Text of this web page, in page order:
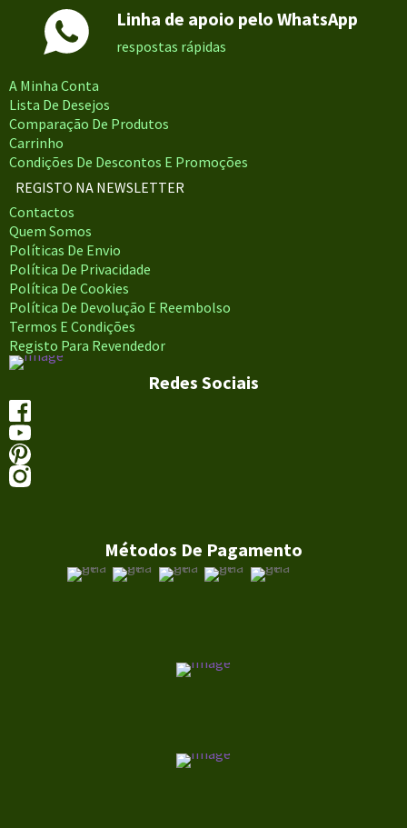
Linha de apoio pelo WhatsApp
respostas rápidas
A Minha Conta
Lista De Desejos
Comparação De Produtos
Carrinho
Condições De Descontos E Promoções
REGISTO NA NEWSLETTER
Contactos
Quem Somos
Políticas De Envio
Política De Privacidade
Política De Cookies
Política De Devolução E Reembolso
Termos E Condições
Registo Para Revendedor
Redes Sociais
Métodos De Pagamento